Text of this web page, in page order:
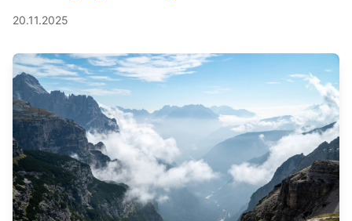
20.11.2025